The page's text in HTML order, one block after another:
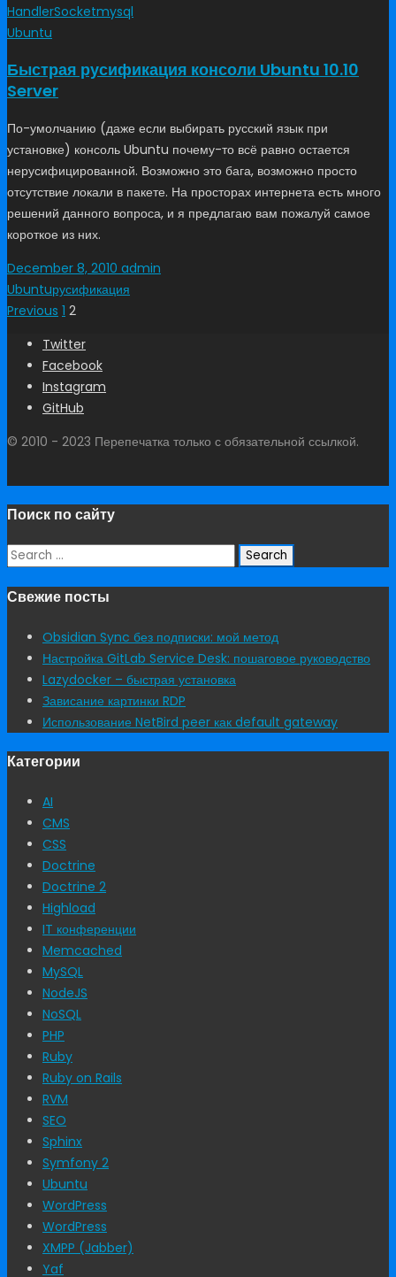
HandlerSocketmysql
Ubuntu
Быстрая русификация консоли Ubuntu 10.10
Server
По-умолчанию (даже если выбирать русский язык при
установке) консоль Ubuntu почему-то всё равно остается
нерусифицированной. Возможно это бага, возможно просто
отсутствие локали в пакете. На просторах интернета есть много
решений данного вопроса, и я предлагаю вам пожалуй самое
короткое из них.
December 8, 2010 admin
Ubuntuрусификация
Previous 1 2
Twitter
Facebook
Instagram
GitHub
© 2010 - 2023 Перепечатка только с обязательной ссылкой.
Поиск по сайту
Search
Свежие посты
Obsidian Sync без подписки: мой метод
Настройка GitLab Service Desk: пошаговое руководство
Lazydocker – быстрая установка
Зависание картинки RDP
Использование NetBird peer как default gateway
Категории
AI
CMS
CSS
Doctrine
Doctrine 2
Highload
IT конференции
Memcached
MySQL
NodeJS
NoSQL
PHP
Ruby
Ruby on Rails
RVM
SEO
Sphinx
Symfony 2
Ubuntu
WordPress
WordPress
XMPP (Jabber)
Yaf